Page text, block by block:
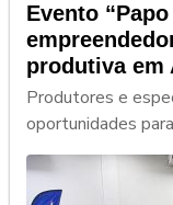
Evento
produtiva em
Produtores e
oportunidades